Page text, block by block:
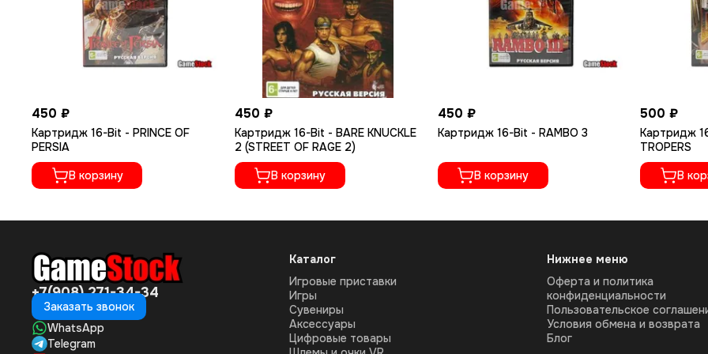
450 ₽
Картридж 16-Bit - PRINCE OF
PERSIA
В корзину
450 ₽
Картридж 16-Bit - BARE KNUCKLE
2 (STREET OF RAGE 2)
В корзину
450 ₽
Картридж 16-Bit - RAMBO 3
В корзину
500 ₽
Картридж
TROPERS
В
+7(908) 271-34-34
Заказать звонок
WhatsApp
Telegram
Каталог
Игровые приставки
Игры
Сувениры
Аксессуары
Цифровые товары
Нижнее меню
Оферта и политика
конфиденциальности
Пользовательское
Условия обмена и возврата
Блог